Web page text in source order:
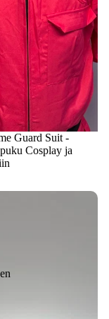
Guard Suit -
Cosplay ja